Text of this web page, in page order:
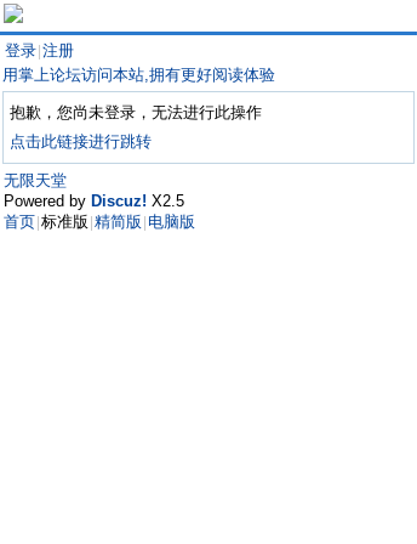
登录 注册
用掌上论坛访问本站,拥有更好阅读体验
抱歉，您尚未登录，无法进行此操作
点击此链接进行跳转
无限天堂
Powered by Discuz! X2.5
首页 标准版 精简版 电脑版